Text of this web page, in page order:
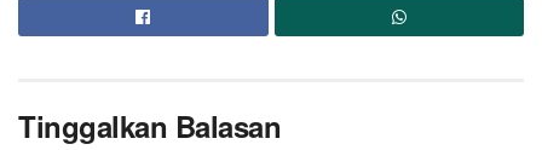
Tinggalkan Balasan